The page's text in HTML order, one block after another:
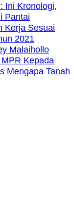
Ini Kronologi,
Pantai
Kerja Sesuai
2021
Malaihollo
Kepada
Mengapa Tanah